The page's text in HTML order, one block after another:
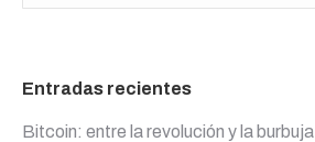
Entradas recientes
Bitcoin: entre la revolución y la burbuja